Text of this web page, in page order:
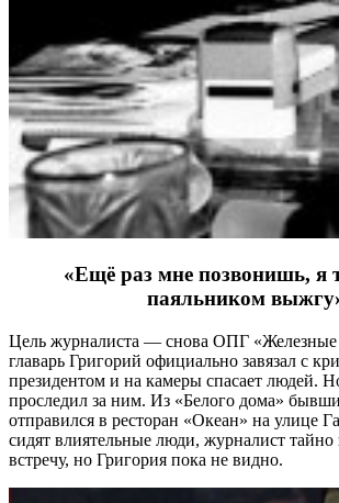
«Ещё раз мне позвонишь, я
паяльником
Цель журналиста — снова ОПГ «Железные
главарь Григорий официально завязал с
президентом и на камеры спасает людей.
проследил за ним. Из «Белого дома»
отправился в ресторан «Океан» на улице
сидят влиятельные люди, журналист
встречу, но Григория пока не видно.